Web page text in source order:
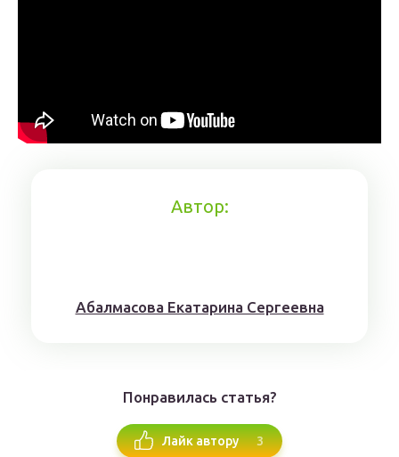
Автор:
Aбaлмaсoвa Eкaтaринa Ceргeeвнa
Понравилась статья?
Лайк автору 3